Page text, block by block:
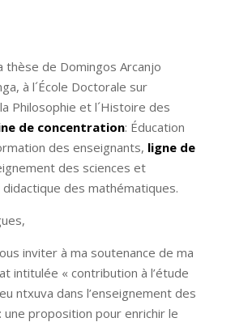
thèse de Domingos Arcanjo
à l´École Doctorale sur
Philosophie et l´Histoire des
de concentration: Éducation
des enseignants, ligne de
des sciences et
didactique des mathématiques.
inviter à ma soutenance de ma
intitulée « contribution à l’étude
ntxuva dans l’enseignement des
une proposition pour enrichir le